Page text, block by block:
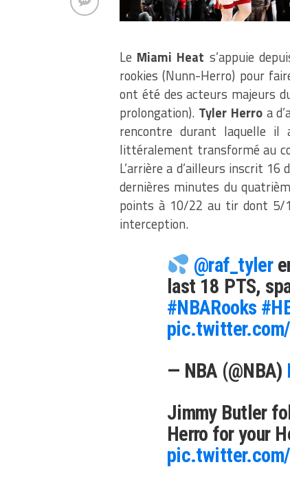
Le Miami Heat s’appuie
rookies (Nunn-Herro) pour
ont été des acteurs majeurs
prolongation). Tyler Herroa
rencontre durant laquelle il
littéralement transformé au
L’arrière a d’ailleurs inscrit
dernières minutes du
points à 10/22 au tir dont 5/
interception.
@raf_tyler
last 18 PTS,
#NBARooks
— NBA (@NBA)
Jimmy Butler
Herro for your
pic.twitter.com/